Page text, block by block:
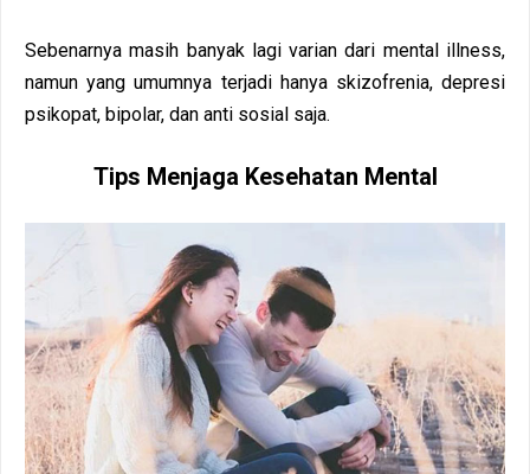
Sebenarnya masih banyak lagi varian dari mental illness,
namun yang umumnya terjadi hanya skizofrenia, depresi
psikopat, bipolar, dan anti sosial saja.
Tips Menjaga Kesehatan Mental